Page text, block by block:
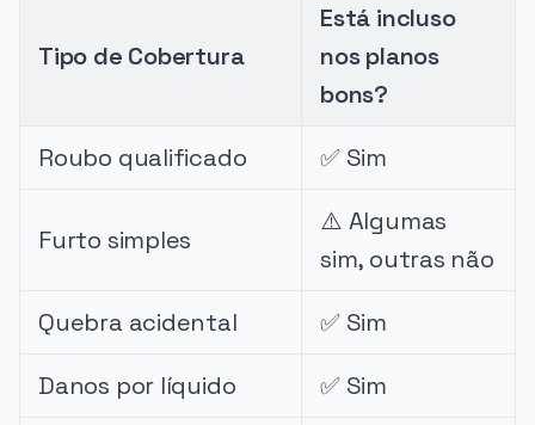
Tipo de Cobertura
Está incluso
nos planos
bons?
Roubo qualificado ✅ Sim
Furto simples
⚠️ Algumas
sim, outras não
Quebra acidental ✅ Sim
Danos por líquido ✅ Sim